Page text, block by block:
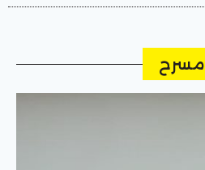
مسرح